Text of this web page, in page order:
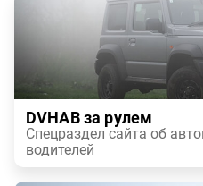
DVHAB за рулем
Спецраздел сайта об
водителей